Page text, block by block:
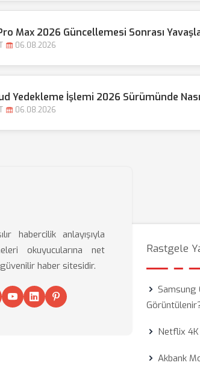
Max 2026 Güncellemesi Sonrası
06.08.2026
Yedekleme İşlemi 2026 Sürümünde
06.08.2026
habercilik anlayışıyla
okuyucularına net
haber sitesidir.
Rastgele
Samsung
Netflix 4K
Akbank